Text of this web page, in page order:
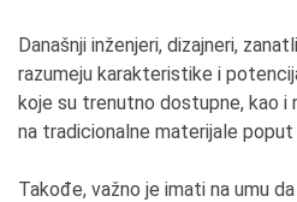
Današnji inženjeri, dizajneri,
razumeju karakteristike i
koje su trenutno dostupne, kao i
na tradicionalne materijale
Takođe, važno je imati na umu